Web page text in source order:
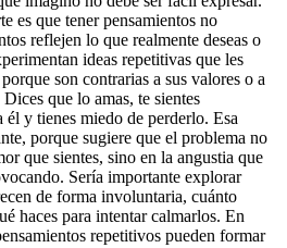
es que tener pensamientos no
reflejen lo que realmente deseas o
ideas repetitivas que les
son contrarias a sus valores o a
que lo amas, te sientes
y tienes miedo de perderlo. Esa
porque sugiere que el problema no
que sientes, sino en la angustia que
Sería importante explorar
de forma involuntaria, cuánto
haces para intentar calmarlos. En
repetitivos pueden formar